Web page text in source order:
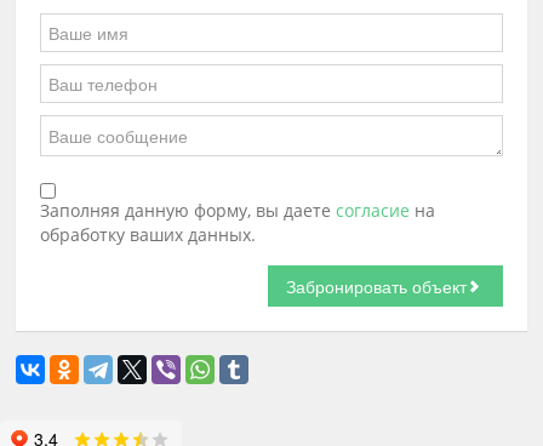
Заполняя данную форму, вы даетесогласие на
обработку ваших данных.